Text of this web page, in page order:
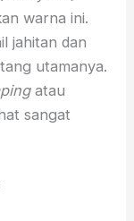
warna ini.
jahitan dan
utamanya.
atau
sangat